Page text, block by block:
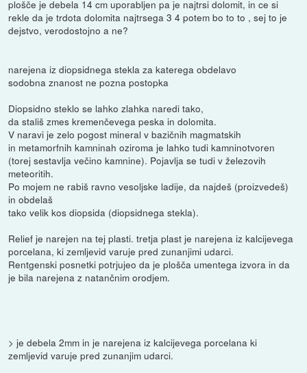
plošče je debela 14 cm uporabljen pa je najtrsi dolomit, in ce si
rekle da je trdota dolomita najtrsega 3 4 potem bo to to , sej to je
dejstvo, verodostojno a ne?
narejena iz diopsidnega stekla za katerega obdelavo
sodobna znanost ne pozna postopka
Diopsidno steklo se lahko zlahka naredi tako,
da stališ zmes kremenčevega peska in dolomita.
V naravi je zelo pogost mineral v bazičnih magmatskih
in metamorfnih kamninah oziroma je lahko tudi kamninotvoren
(torej sestavlja večino kamnine). Pojavlja se tudi v železovih
meteoritih.
Po mojem ne rabiš ravno vesoljske ladije, da najdeš (proizvedeš)
in obdelaš
tako velik kos diopsida (diopsidnega stekla).
Relief je narejen na tej plasti. tretja plast je narejena iz kalcijevega
porcelana, ki zemljevid varuje pred zunanjimi udarci.
Rentgenski posnetki potrjujeo da je plošča umentega izvora in da
je bila narejena z natančnim orodjem.
> je debela 2mm in je narejena iz kalcijevega porcelana ki
zemljevid varuje pred zunanjim udarci.